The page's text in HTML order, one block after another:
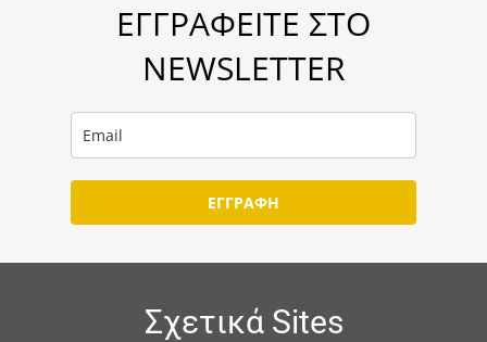
ΕΓΓΡΑΦΕΙΤΕ ΣΤΟ
NEWSLETTER
ΕΓΓΡΑΦΗ
Σχετικά Sites